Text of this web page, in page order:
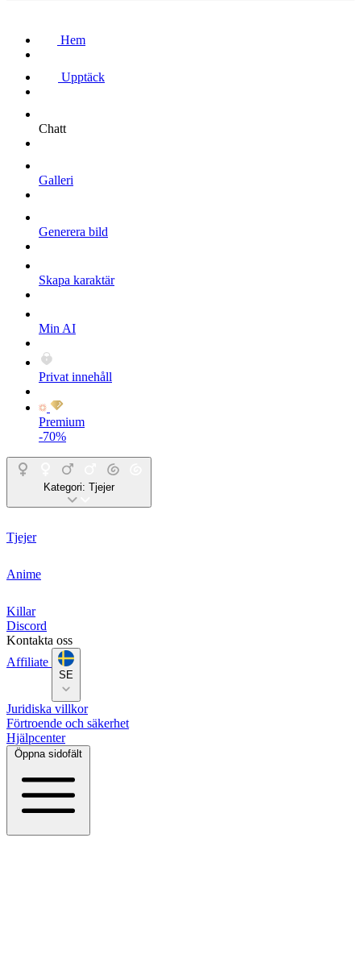
Hem
Upptäck
Chatt
Galleri
Generera bild
Skapa karaktär
Min AI
Privat innehåll
Premium
-70%
Kategori: Tjejer
Tjejer
Anime
Killar
Discord
Kontakta oss
Affiliate
SE
Juridiska villkor
Förtroende och säkerhet
Hjälpcenter
Öppna sidofält